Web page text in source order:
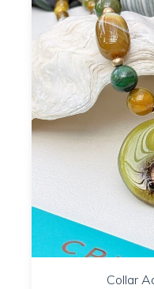
Collar